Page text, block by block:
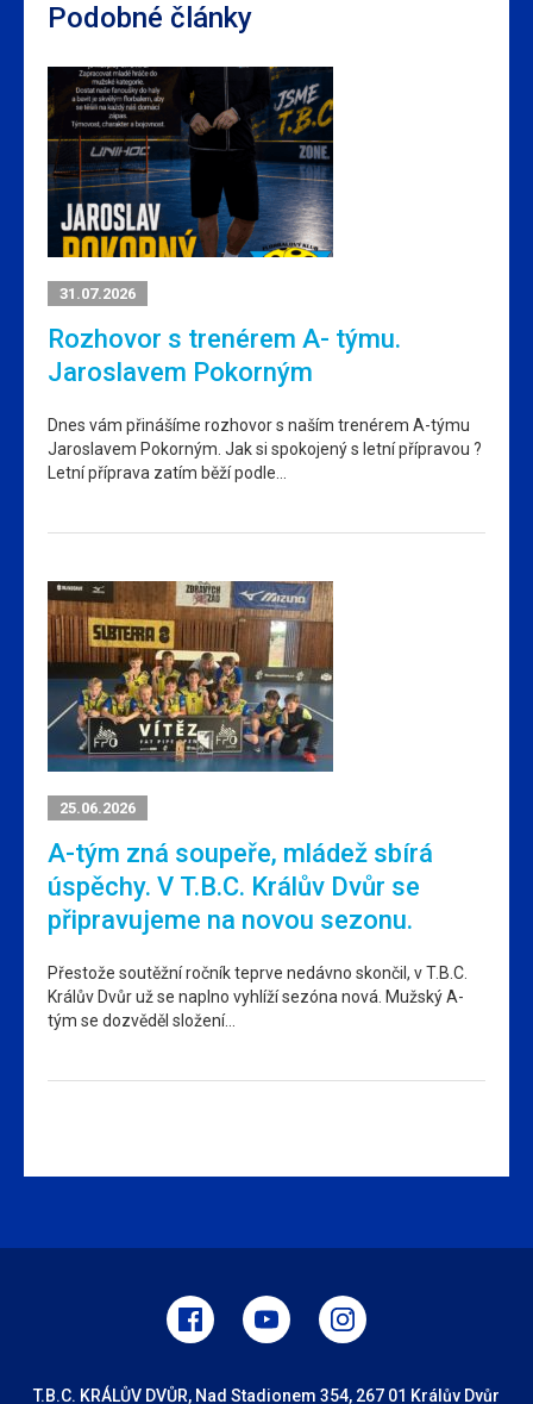
Podobné články
31.07.2026
Rozhovor s trenérem A- týmu.
Jaroslavem Pokorným
Dnes vám přinášíme rozhovor s naším trenérem A-týmu
Jaroslavem Pokorným. Jak si spokojený s letní přípravou ?
Letní příprava zatím běží podle…
25.06.2026
A-tým zná soupeře, mládež sbírá
úspěchy. V T.B.C. Králův Dvůr se
připravujeme na novou sezonu.
Přestože soutěžní ročník teprve nedávno skončil, v T.B.C.
Králův Dvůr už se naplno vyhlíží sezóna nová. Mužský A-
tým se dozvěděl složení…
T.B.C. KRÁLŮV DVŮR, Nad Stadionem 354, 267 01 Králův Dvůr